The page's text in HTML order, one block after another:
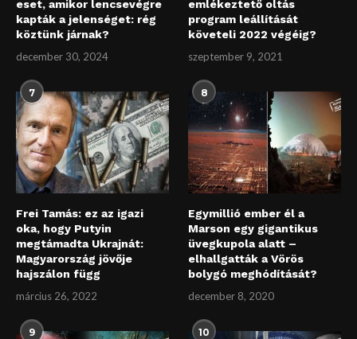
eset, amikor lencsevégre
kapták a jelenséget: rég
köztünk járnak?
december 30, 2024
emlékeztető oltás
program leállítását
követeli 2022 végéig?
szeptember 9, 2021
7
Frei Tamás: ez az igazi
oka, hogy Putyin
megtámadta Ukrajnát:
Magyarország jövője
hajszálon függ
március 26, 2022
8
Egymillió ember él a
Marson egy gigantikus
üvegkupola alatt –
elhallgatták a Vörös
bolygó meghódítását?
december 8, 2020
9 10